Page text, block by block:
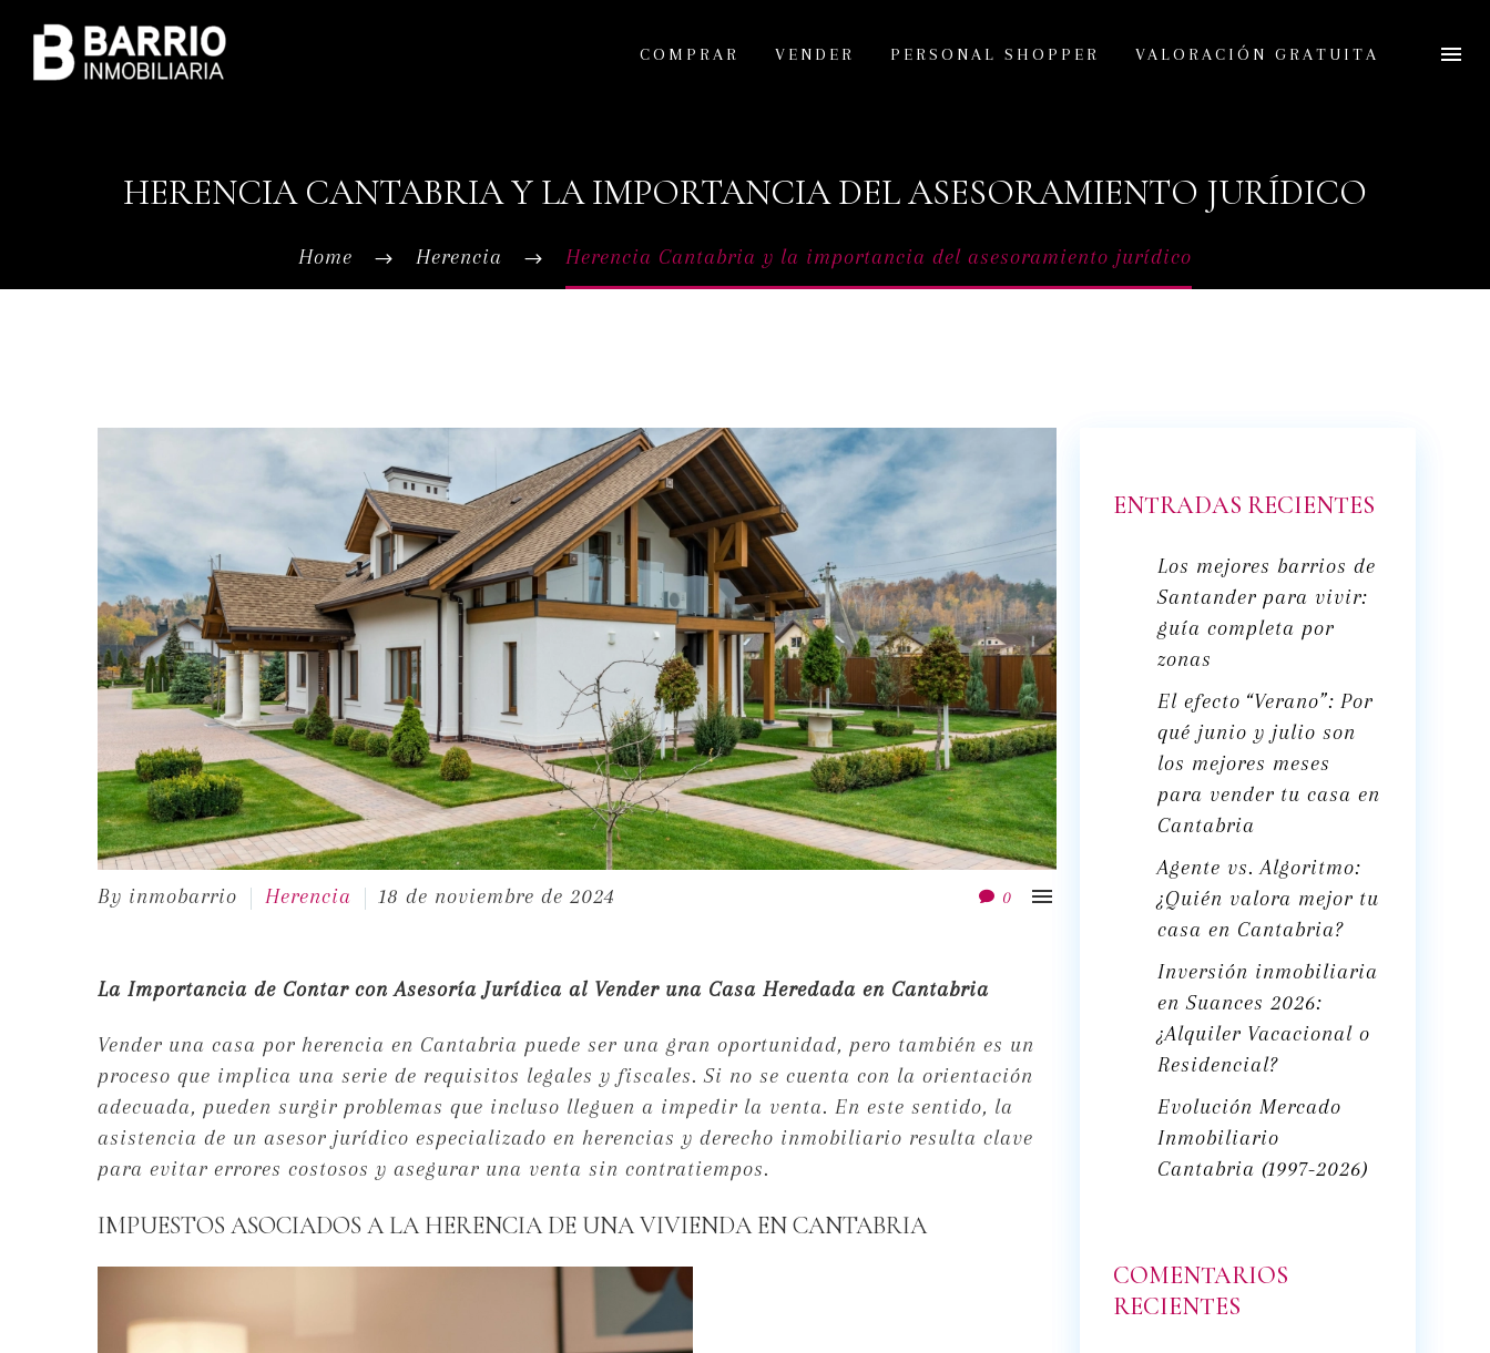
COMPRAR VENDER PERSONAL SHOPPER VALORACIÓN GRATUITA
HERENCIA CANTABRIA Y LA IMPORTANCIA DEL ASESORAMIENTO JURÍDICO
Home Herencia Herencia Cantabria y la importancia del asesoramiento jurídico
0 
By inmobarrio Herencia 18 de noviembre de 2024
La Importancia de Contar con Asesoría Jurídica al Vender una Casa Heredada en Cantabria
Vender una casa por herencia en Cantabria puede ser una gran oportunidad, pero también es un
proceso que implica una serie de requisitos legales y fiscales. Si no se cuenta con la orientación
adecuada, pueden surgir problemas que incluso lleguen a impedir la venta. En este sentido, la
asistencia de un asesor jurídico especializado en herencias y derecho inmobiliario resulta clave
para evitar errores costosos y asegurar una venta sin contratiempos.
IMPUESTOS ASOCIADOS A LA HERENCIA DE UNA VIVIENDA EN CANTABRIA
ENTRADAS RECIENTES
Los mejores barrios de
Santander para vivir:
guía completa por
zonas
El efecto “Verano”: Por
qué junio y julio son
los mejores meses
para vender tu casa en
Cantabria
Agente vs. Algoritmo:
¿Quién valora mejor tu
casa en Cantabria?
Inversión inmobiliaria
en Suances 2026:
¿Alquiler Vacacional o
Residencial?
Evolución Mercado
Inmobiliario
Cantabria (1997-2026)
COMENTARIOS
RECIENTES